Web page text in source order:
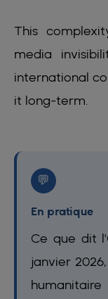
This
media
international
it long-term.
💬
En pratique
Ce que dit
janvier